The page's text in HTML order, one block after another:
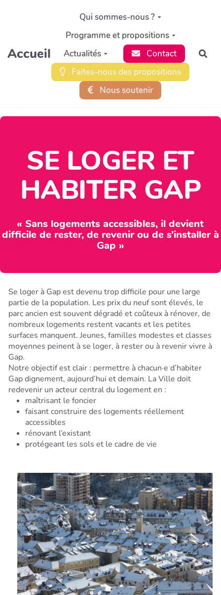
Aller au contenu principal
Accueil
Qui sommes-nous ?
Programme et propositions
Actualités
Contact
Faites-nous des propositions
Nous soutenir
SE LOGER ET
HABITER GAP
« Sans logements accessibles, il devient
difficile de rester, de revenir ou de s’installer à
Gap »
Se loger à Gap est devenu trop difficile pour une large
partie de la population. Les prix du neuf sont élevés, le
parc ancien est souvent dégradé et coûteux à rénover, de
nombreux logements restent vacants et les petites
surfaces manquent. Jeunes, familles modestes et classes
moyennes peinent à se loger, à rester ou à revenir vivre à
Gap.
Notre objectif est clair : permettre à chacun·e d’habiter
Gap dignement, aujourd’hui et demain. La Ville doit
redevenir un acteur central du logement en :
maîtrisant le foncier
faisant construire des logements réellement
accessibles
rénovant l’existant
protégeant les sols et le cadre de vie